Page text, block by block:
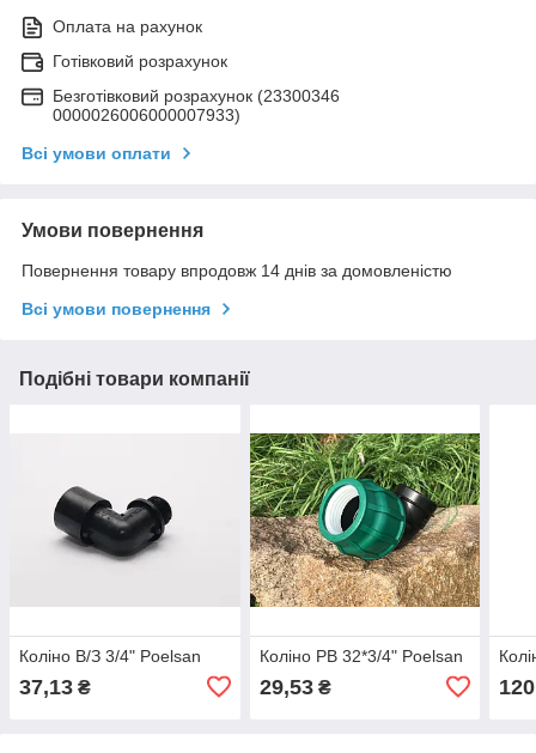
Оплата на рахунок
Готівковий розрахунок
Безготівковий розрахунок (23300346
0000026006000007933)
Всі умови оплати
Умови повернення
Повернення товару впродовж 14 днів за домовленістю
Всі умови повернення
Подібні товари компанії
Коліно В/З 3/4" Poelsan
37,13 ₴
Коліно РВ 32*3/4" Poelsan
29,53₴